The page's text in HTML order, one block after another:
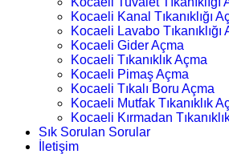
Kocaeli Kanal Tıkanıklığı
Kocaeli Lavabo Tıkanıklığı
Kocaeli Gider Açma
Kocaeli Tıkanıklık Açma
Kocaeli Pimaş Açma
Kocaeli Tıkalı Boru Açma
Kocaeli Mutfak Tıkanıklık
Kocaeli Kırmadan
Sık Sorulan Sorular
İletişim